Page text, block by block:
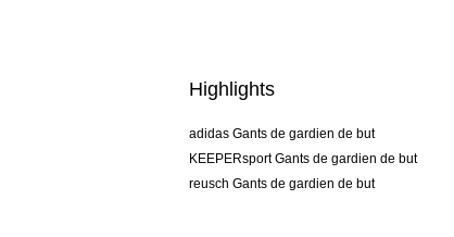
Highlights
adidas Gants de gardien de but
KEEPERsport Gants de gardien de but
reusch Gants de gardien de but